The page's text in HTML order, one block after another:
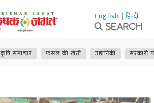
English | हिन्दी
Search
कृषि समाचार फसल की खेती उद्यानिकी सरकारी